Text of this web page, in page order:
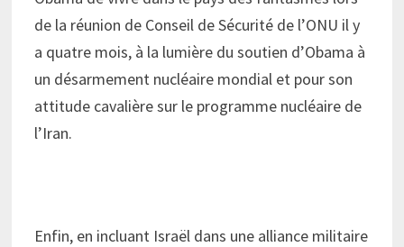
de la réunion de Conseil de Sécurité de l’ONU il y
a quatre mois, à la lumière du soutien d’Obama à
un désarmement nucléaire mondial et pour son
attitude cavalière sur le programme nucléaire de
l’Iran.
Enfin, en incluant Israël dans une alliance militaire